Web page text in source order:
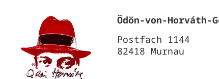
Postfach 1144
82418 Murnau